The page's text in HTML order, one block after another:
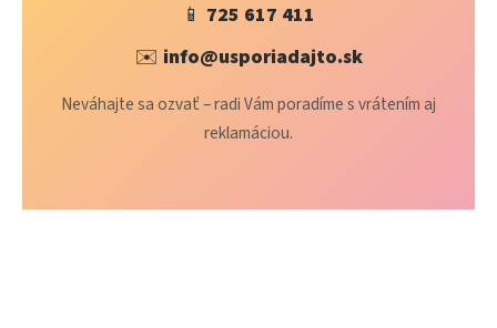
📱 725 617 411
✉️ info@usporiadajto.sk
Neváhajte sa ozvať – radi Vám poradíme s vrátením aj
reklamáciou.